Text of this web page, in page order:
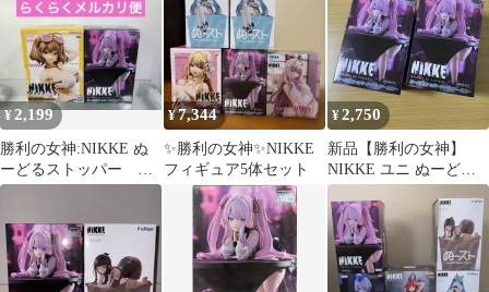
り フリュー FuRyu ぬー
どるストッパーフィギ
ュア ぬースト ニケ ノ
スタルジア ナンセンス
レッド プライズ 美少女
C-21-4
¥2,199
勝利の女神:NIKKE ぬ
ーどるストッパー こ
ーどリールフィギュ
¥7,344
✨勝利の女神✨NIKKE
フィギュア5体セット
¥2,750
新品【勝利の女神】
NIKKE ユニ ぬーどる
ストッパーフィギュア
（2点セット）